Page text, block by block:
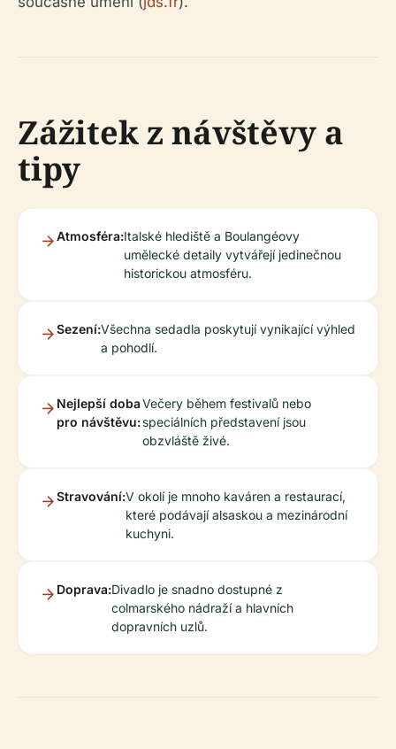
Zážitek z návštěvy a
tipy
Atmosféra:Italské hlediště a Boulangéovy
umělecké detaily vytvářejí jedinečnou
historickou atmosféru.
Sezení:Všechna sedadla poskytují vynikající výhled
a pohodlí.
Nejlepší doba
pro návštěvu:
Večery během festivalů nebo
speciálních představení jsou
obzvláště živé.
Stravování:V okolí je mnoho kaváren a restaurací,
které podávají alsaskou a mezinárodní
kuchyni.
Doprava:Divadlo je snadno dostupné z
colmarského nádraží a hlavních
dopravních uzlů.